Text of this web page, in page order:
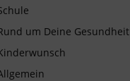
um Deine Gesundheit